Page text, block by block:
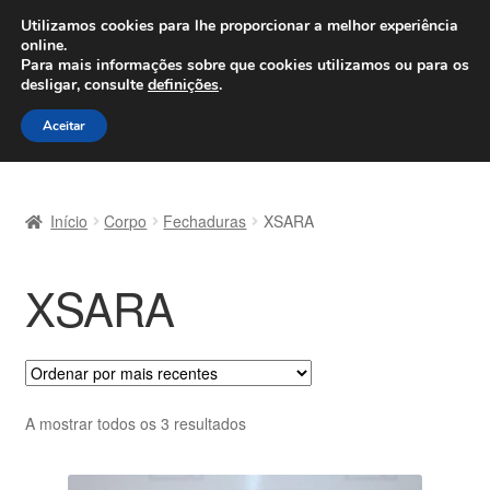
ENVIO a partir de 7 EUR
Seg-Sex, das 9h às 16h800 500 967
Ir
para
a
Saltar
para
o
Carrinho
Confira
Contato
Envio para todo o planeta
Minha conta
Início Corpo Fechaduras XSARA
XSARA
A mostrar todos os 3 resultadosOrdenado
mais
Utilizamos cookies para lhe proporcionar a melhor experiência
online.
Para mais informações sobre que cookies utilizamos ou para os
desligar, consulte definições.
Aceitar